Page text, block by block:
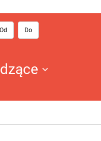
Od Do